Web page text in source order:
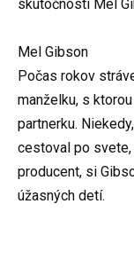
skutočnosti Mel
Mel Gibson
Počas rokov
manželku, s
partnerku.
cestoval po svete,
producent, si
úžasných detí.